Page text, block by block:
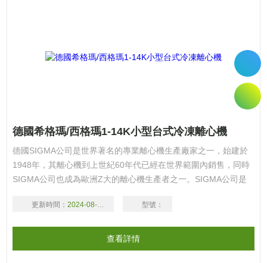
德國希格瑪/西格瑪1-14K小型台式冷凍離心機
德國SIGMA公司是世界著名的專業離心機生產廠家之一，始建於
1948年，其離心機到上世紀60年代已經在世界範圍內銷售，同時
SIGMA公司也成為歐洲Z大的離心機生產者之一。SIGMA公司是
更新時間： 2024-08-16 型號：
查看詳情